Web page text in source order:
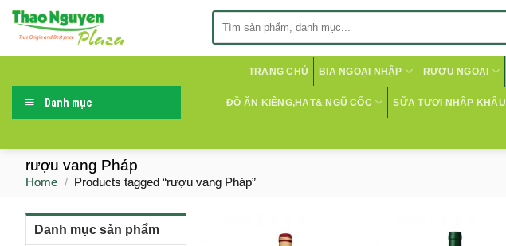
Skip
Danh mục
TRANG CHỦ BIA NGOẠI NHẬP RƯỢU NGOẠI
ĐỒ ĂN KIÊNG,HẠT& NGŨ CỐC SỮA TƯƠI NHẬP KHẨU
rượu vang Pháp
Home / Products tagged “rượu vang Pháp”
Danh mục sản phẩm